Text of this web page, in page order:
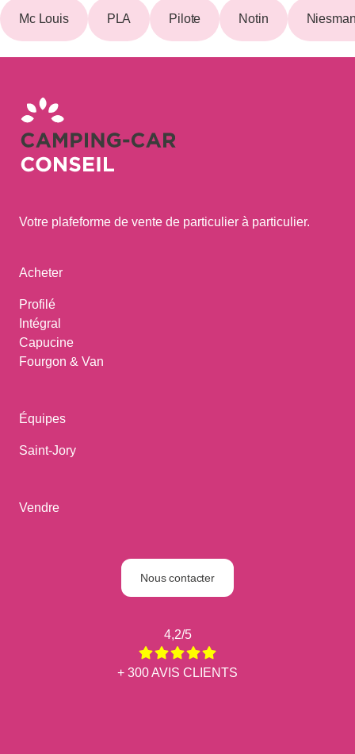
Mc Louis PLA Pilote Notin
Votre plafeforme de vente de particulier à particulier.
Acheter
Profilé
Intégral
Capucine
Fourgon & Van
Équipes
Saint-Jory
Vendre
Nous contacter
4,2/5
+ 300 AVIS CLIENTS